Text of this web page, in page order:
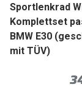
Sportlenkrad
Komplettset
BMW E30
mit TÜV)